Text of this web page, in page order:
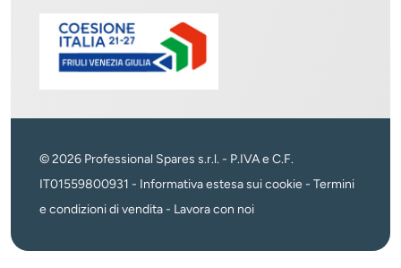
© 2026 Professional Spares s.r.l. - P.IVA e C.F.
IT01559800931 - Informativa estesa sui cookie - Termini
e condizioni di vendita- Lavora con noi